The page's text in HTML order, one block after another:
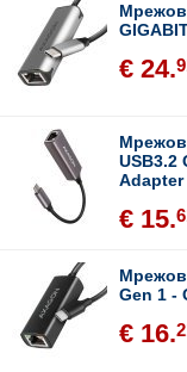
€ 24.
USB3.2
Adapter
€ 15.
Gen 1 -
€ 16.